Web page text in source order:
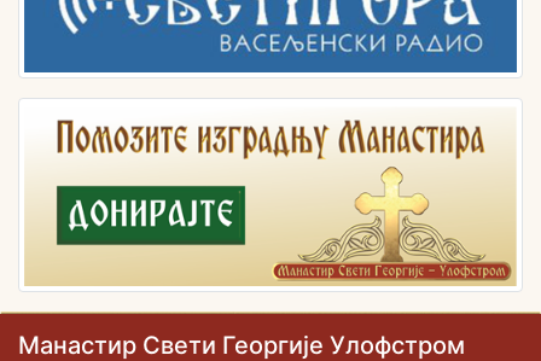
Манастир Свети Георгије Улофстром